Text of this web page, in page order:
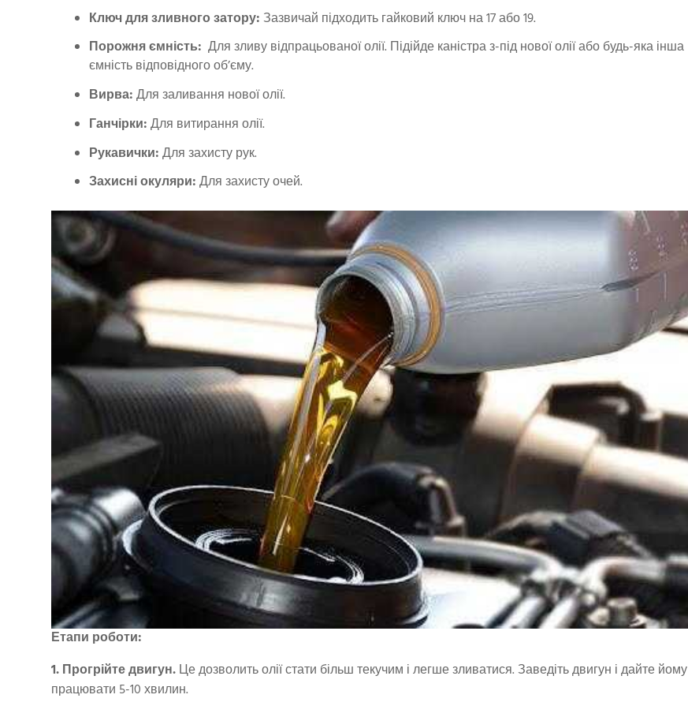
Ключ для зливного затору: Зазвичай підходить гайковий ключ на 17 або 19.
Порожня ємність: Для зливу відпрацьованої олії. Підійде каністра з-під нової олії або будь-яка інша
ємність відповідного об’єму.
Вирва:Для заливання нової олії.
Ганчірки:Для витирання олії.
Рукавички:Для захисту рук.
Захисні окуляри:Для захисту очей.
Етапи роботи:
1. Прогрійте двигун.Це дозволить олії стати більш текучим і легше зливатися. Заведіть двигун і дайте йому
працювати 5-10 хвилин.